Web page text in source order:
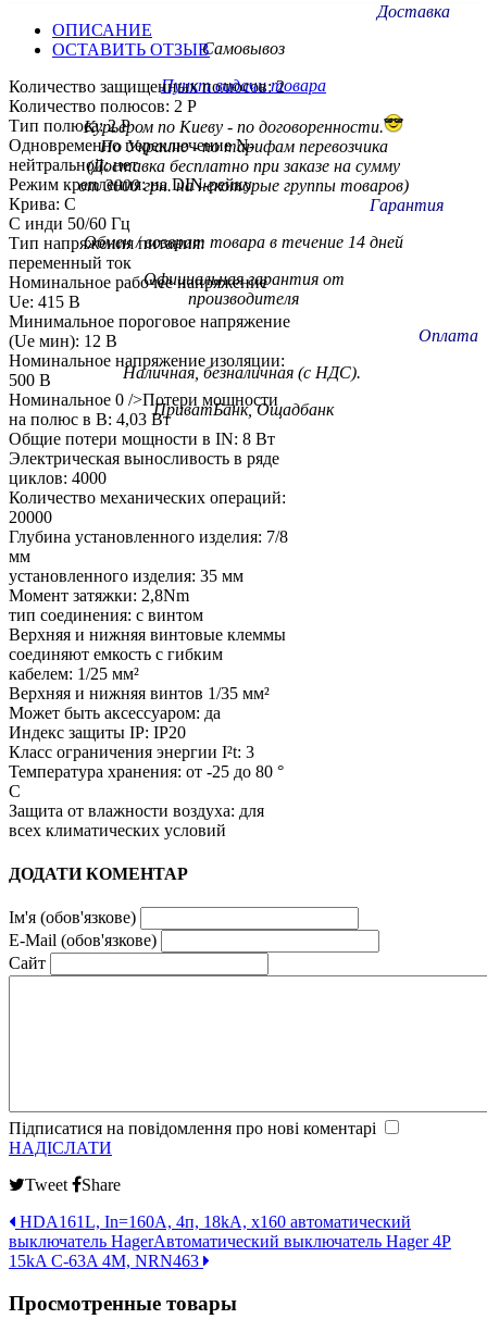
Доставка
Самовывоз
Пункт видачи товара
Курьером по Киеву - по договоренности.
По Украине - по тарифам перевозчика
(Доставка бесплатно при заказе на сумму
от 3000 грн. на некоторые группы товаров)
Гарантия
Обмен / возврат товара в течение 14 дней
Официальная гарантия от
производителя
Оплата
Наличная, безналичная (с НДС).
ПриватБанк, Ощадбанк
ОПИСАНИЕ
ОСТАВИТЬ ОТЗЫВ
Количество защищенных полюсов: 2
Количество полюсов: 2 P
Тип полюса: 2 P
Одновременно переключение N-
нейтральной: нет
Режим крепления: на DIN-рейку
Крива: C
С инди 50/60 Гц
Тип напряжения питания:
переменный ток
Номинальное рабочее напряжение
Ue: 415 В
Минимальное пороговое напряжение
(Ue мин): 12 В
Номинальное напряжение изоляции:
500 В
Номинальное 0 />Потери мощности
на полюс в В: 4,03 Вт
Общие потери мощности в IN: 8 Вт
Электрическая выносливость в ряде
циклов: 4000
Количество механических операций:
20000
Глубина установленного изделия: 7/8
мм
установленного изделия: 35 мм
Момент затяжки: 2,8Nm
тип соединения: с винтом
Верхняя и нижняя винтовые клеммы
соединяют емкость с гибким
кабелем: 1/25 мм²
Верхняя и нижняя винтов 1/35 мм²
Может быть аксессуаром: да
Индекс защиты IP: IP20
Класс ограничения энергии I²t: 3
Температура хранения: от -25 до 80 °
С
Защита от влажности воздуха: для
всех климатических условий
ДОДАТИ КОМЕНТАР
Ім'я (обов'язкове)
E-Mail (обов'язкове)
Сайт
Підписатися на повідомлення про нові коментарі
НАДІСЛАТИ
Tweet
Share
HDA161L, In=160А, 4п, 18kA, x160 автоматический
выключатель HagerАвтоматический выключатель Hager 4P
15kA C-63A 4M, NRN463
Просмотренные товары